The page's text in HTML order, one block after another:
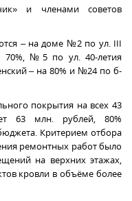
и членами советов
– на доме №2 по ул. III
70%, №5 по ул. 40-летия
– на 80% и №24 по б-
покрытия на всех 43
63 млн. рублей, 80%
Критерием отбора
ремонтных работ было
на верхних этажах,
кровли в объёме более